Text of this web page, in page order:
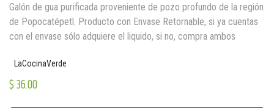
Galón de gua purificada proveniente de pozo profundo de la región
de Popocatépetl. Producto con Envase Retornable, si ya cuentas
con el envase sólo adquiere el liquido, si no, compra ambos
LaCocinaVerde
$36.00